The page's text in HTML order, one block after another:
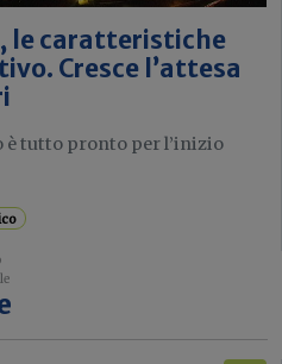
le caratteristiche
Cresce l’attesa
è tutto pronto per l’inizio